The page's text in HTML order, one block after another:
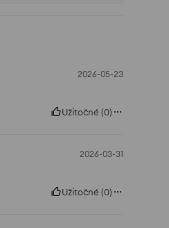
2026-05-23
Užitočné (0)
2026-03-31
Užitočné (0)